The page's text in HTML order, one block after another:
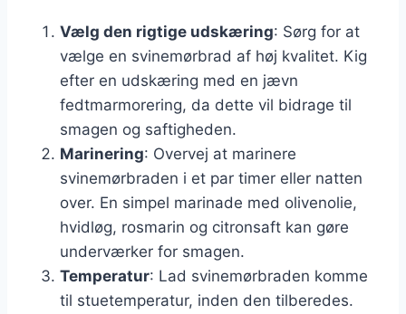
Vælg den rigtige udskæring: Sørg for at
vælge en svinemørbrad af høj kvalitet. Kig
efter en udskæring med en jævn
fedtmarmorering, da dette vil bidrage til
smagen og saftigheden.
Marinering: Overvej at marinere
svinemørbraden i et par timer eller natten
over. En simpel marinade med olivenolie,
hvidløg, rosmarin og citronsaft kan gøre
underværker for smagen.
Temperatur: Lad svinemørbraden komme
til stuetemperatur, inden den tilberedes.